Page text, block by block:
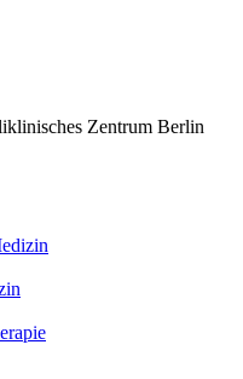
Zentrum Berlin